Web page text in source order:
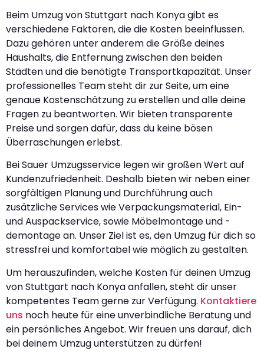
Beim Umzug von Stuttgart nach Konya gibt es
verschiedene Faktoren, die die Kosten beeinflussen.
Dazu gehören unter anderem die Größe deines
Haushalts, die Entfernung zwischen den beiden
Städten und die benötigte Transportkapazität. Unser
professionelles Team steht dir zur Seite, um eine
genaue Kostenschätzung zu erstellen und alle deine
Fragen zu beantworten. Wir bieten transparente
Preise und sorgen dafür, dass du keine bösen
Überraschungen erlebst.
Bei Sauer Umzugsservice legen wir großen Wert auf
Kundenzufriedenheit. Deshalb bieten wir neben einer
sorgfältigen Planung und Durchführung auch
zusätzliche Services wie Verpackungsmaterial, Ein-
und Auspackservice, sowie Möbelmontage und -
demontage an. Unser Ziel ist es, den Umzug für dich so
stressfrei und komfortabel wie möglich zu gestalten.
Um herauszufinden, welche Kosten für deinen Umzug
von Stuttgart nach Konya anfallen, steht dir unser
kompetentes Team gerne zur Verfügung. Kontaktiere
uns noch heute für eine unverbindliche Beratung und
ein persönliches Angebot. Wir freuen uns darauf, dich
bei deinem Umzug unterstützen zu dürfen!